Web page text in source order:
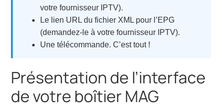
votre fournisseur IPTV).
Le lien URL du fichier XML pour l’EPG
(demandez-le à votre fournisseur IPTV).
Une télécommande. C’est tout !
Présentation de l’interface
de votre boîtier MAG